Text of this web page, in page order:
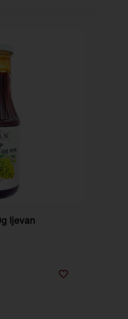
Kiefernzapfensirup 420g Ijevan